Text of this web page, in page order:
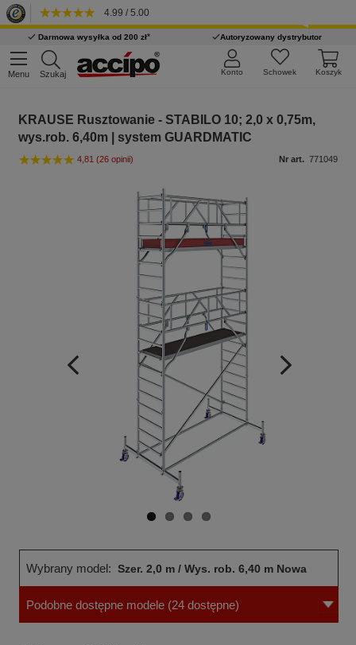
4.99 / 5.00
Darmowa wysyłka od 200 zł* Autoryzowany dystrybutor
Menu Szukaj Koszyk
Schowek
Konto
KRAUSE Rusztowanie - STABILO 10; 2,0 x 0,75m,
wys.rob. 6,40m | system GUARDMATIC
4,81 (26 opinii) Nr art. 771049
Wybrany model: Szer. 2,0 m / Wys. rob. 6,40 m Nowa
norma
Podobne dostępne modele (24 dostępne)